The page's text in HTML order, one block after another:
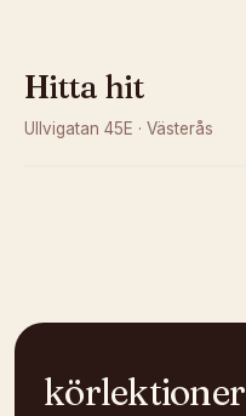
Hitta hit
Ullvigatan 45E · Västerås
körlektioner